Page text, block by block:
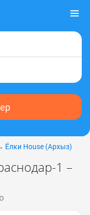
Ёлки House (Apxыз)
1 –